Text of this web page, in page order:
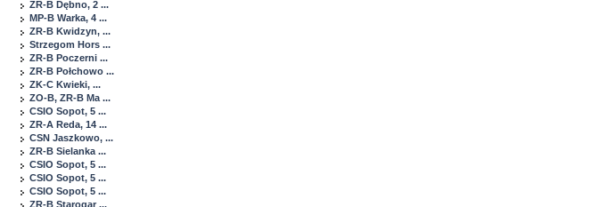
ZR-B Dębno, 2 ...
MP-B Warka, 4 ...
ZR-B Kwidzyn, ...
Strzegom Hors ...
ZR-B Poczerni ...
ZR-B Połchowo ...
ZK-C Kwieki, ...
ZO-B, ZR-B Ma ...
CSIO Sopot, 5 ...
ZR-A Reda, 14 ...
CSN Jaszkowo, ...
ZR-B Sielanka ...
CSIO Sopot, 5 ...
CSIO Sopot, 5 ...
CSIO Sopot, 5 ...
ZR-B Starogar ...